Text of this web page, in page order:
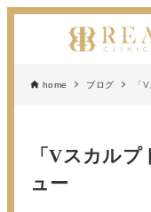
home ブログ 「
「Vスカル
ュー